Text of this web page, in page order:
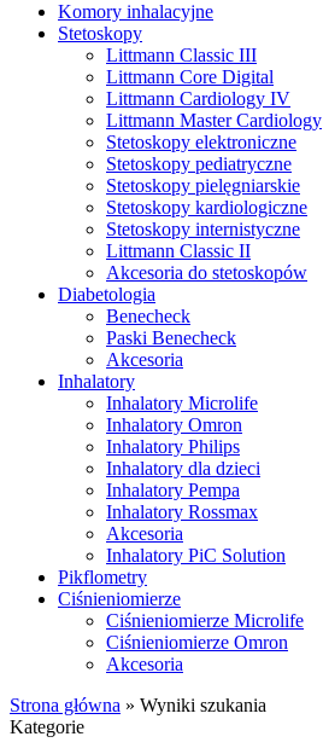
Komory inhalacyjne
Stetoskopy
Littmann Classic III
Littmann Core Digital
Littmann Cardiology IV
Littmann Master Cardiology
Stetoskopy elektroniczne
Stetoskopy pediatryczne
Stetoskopy pielęgniarskie
Stetoskopy kardiologiczne
Stetoskopy internistyczne
Littmann Classic II
Akcesoria do stetoskopów
Diabetologia
Benecheck
Paski Benecheck
Akcesoria
Inhalatory
Inhalatory Microlife
Inhalatory Omron
Inhalatory Philips
Inhalatory dla dzieci
Inhalatory Pempa
Inhalatory Rossmax
Akcesoria
Inhalatory PiC Solution
Pikflometry
Ciśnieniomierze
Ciśnieniomierze Microlife
Ciśnieniomierze Omron
Akcesoria
Strona główna » Wyniki szukania
Kategorie